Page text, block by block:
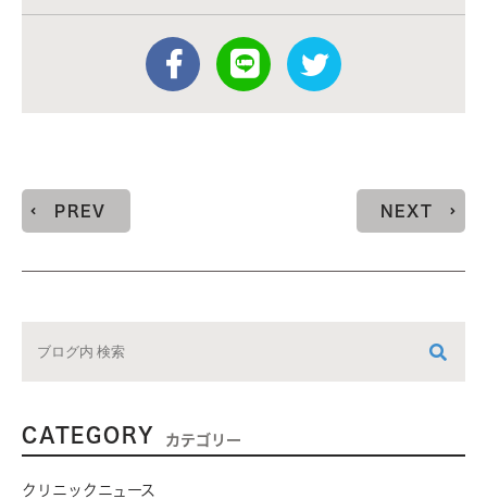
PREV NEXT
CATEGORY カテゴリー
クリニックニュース